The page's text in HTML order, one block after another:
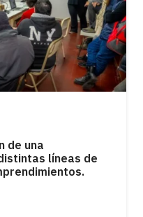
fuerte caída en
de la